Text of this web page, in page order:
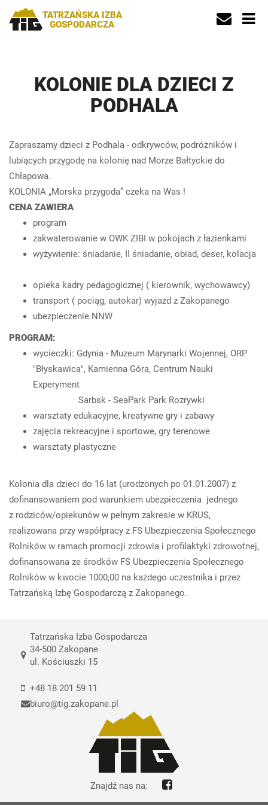
TATRZAŃSKA IZBA
GOSPODARCZA
KOLONIE DLA DZIECI Z
PODHALA
Zapraszamy dzieci z Podhala - odkrywców, podróżników i
lubiących przygodę na kolonię nad Morze Bałtyckie do
Chłapowa.
KOLONIA „Morska przygoda” czeka na Was !
CENA ZAWIERA
program
zakwaterowanie w OWK ZIBI w pokojach z łazienkami
wyżywienie: śniadanie, II śniadanie, obiad, deser, kolacja
opieka kadry pedagogicznej ( kierownik, wychowawcy)
transport ( pociąg, autokar) wyjazd z Zakopanego
ubezpieczenie NNW
PROGRAM:
wycieczki: Gdynia - Muzeum Marynarki Wojennej, ORP
"Błyskawica", Kamienna Góra, Centrum Nauki
Experyment
Sarbsk - SeaPark Park Rozrywki
warsztaty edukacyjne, kreatywne gry i zabawy
zajęcia rekreacyjne i sportowe, gry terenowe
warsztaty plastyczne
Kolonia dla dzieci do 16 lat (urodzonych po 01.01.2007) z
dofinansowaniem pod warunkiem ubezpieczenia jednego
z rodziców/opiekunów w pełnym zakresie w KRUS,
realizowana przy współpracy z FS Ubezpieczenia Społecznego
Rolników w ramach promocji zdrowia i profilaktyki zdrowotnej,
dofinansowana ze środków FS Ubezpieczenia Społecznego
Rolników w kwocie 1000,00 na każdego uczestnika i przez
Tatrzańską Izbę Gospodarczą z Zakopanego.
Tatrzańska Izba Gospodarcza
34-500 Zakopane
ul. Kościuszki 15
+48 18 201 59 11
biuro@tig.zakopane.pl
Znajdź nas na: